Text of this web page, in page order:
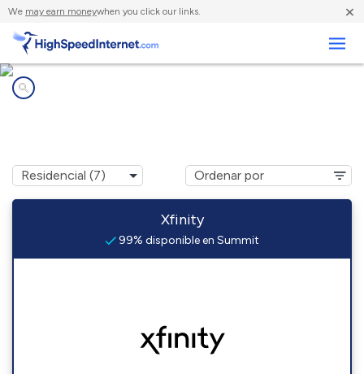
We may earn moneywhen you click our links. ×
Xfinity
99% disponible en Summit